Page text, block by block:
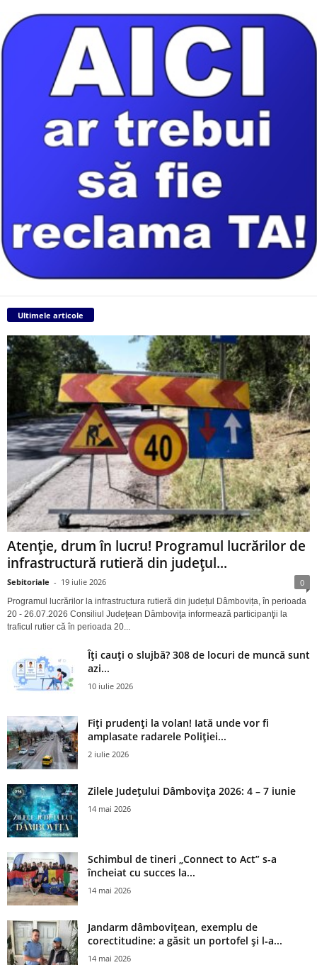
Ultimele articole
Atenție, drum în lucru! Programul lucrărilor de
infrastructură rutieră din județul...
Sebitoriale - 19 iulie 2026 0
Programul lucrărilor la infrastructura rutieră din județul Dâmbovița, în perioada
20 - 26.07.2026 Consiliul Judeţean Dâmboviţa informează participanţii la
traficul rutier că în perioada 20...
Îți cauți o slujbă? 308 de locuri de muncă sunt
azi...
10 iulie 2026
Fiți prudenți la volan! Iată unde vor fi
amplasate radarele Poliției...
2 iulie 2026
Zilele Județului Dâmbovița 2026: 4 – 7 iunie
14 mai 2026
Schimbul de tineri „Connect to Act” s-a
încheiat cu succes la...
14 mai 2026
Jandarm dâmbovițean, exemplu de
corectitudine: a găsit un portofel și l‑a...
14 mai 2026